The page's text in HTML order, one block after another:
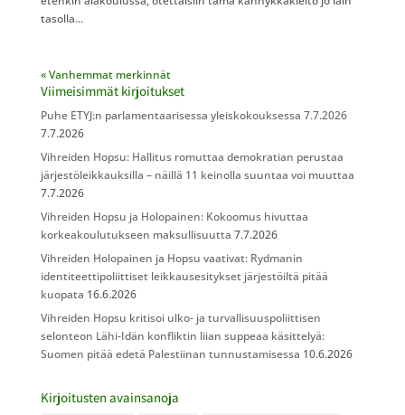
tasolla...
« Vanhemmat merkinnät
Viimeisimmät kirjoitukset
Puhe ETYJ:n parlamentaarisessa yleiskokouksessa 7.7.2026
7.7.2026
Vihreiden Hopsu: Hallitus romuttaa demokratian perustaa
järjestöleikkauksilla – näillä 11 keinolla suuntaa voi muuttaa
7.7.2026
Vihreiden Hopsu ja Holopainen: Kokoomus hivuttaa
korkeakoulutukseen maksullisuutta 7.7.2026
Vihreiden Holopainen ja Hopsu vaativat: Rydmanin
identiteettipoliittiset leikkausesitykset järjestöiltä pitää
kuopata 16.6.2026
Vihreiden Hopsu kritisoi ulko- ja turvallisuuspoliittisen
selonteon Lähi-Idän konfliktin liian suppeaa käsittelyä:
Suomen pitää edetä Palestiinan tunnustamisessa 10.6.2026
Kirjoitusten avainsanoja